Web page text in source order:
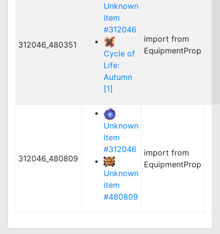
312046_480351
Unknown
item
#312046
Cycle of
Life:
Autumn
[1]
import from
EquipmentProp
312046_480809
Unknown
item
#312046
Unknown
item
#480809
import from
EquipmentProp